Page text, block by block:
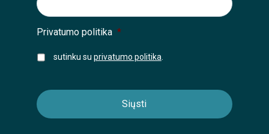
Privatumo politika *
sutinku su privatumo politika